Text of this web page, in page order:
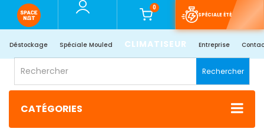
0
SPÉCIALE ÉTÉ
Déstockage Spéciale Mouled CLIMATISEUR Entreprise
Rechercher
CATÉGORIES